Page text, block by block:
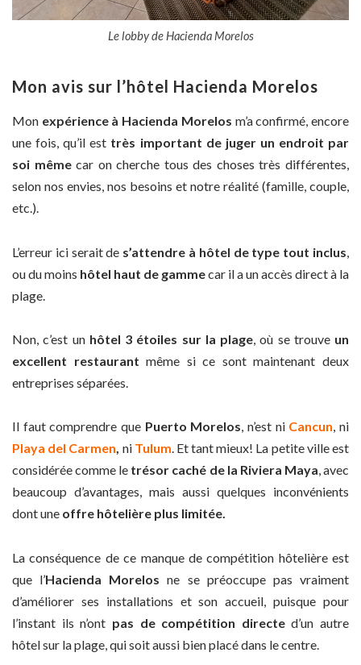
Le lobby de Hacienda Morelos
Mon avis sur l’hôtel Hacienda Morelos
Mon expérience à Hacienda Morelos m’a confirmé, encore
une fois, qu’il est très important de juger un endroit par
soi mêmecar on cherche tous des choses très différentes,
selon nos envies, nos besoins et notre réalité (famille, couple,
etc.).
L’erreur ici serait de s’attendre à hôtel de type tout inclus
ou du moins hôtel haut de gammecar il a un accès direct à la
plage.
Non, c’est un hôtel 3 étoiles sur la plage, où se trouve un
excellent restaurantmême si ce sont maintenant deux
entreprises séparées.
Il faut comprendre que Puerto Morelos, n’est ni Cancun, ni
Playa del Carmen, ni Tulum. Et tant mieux! La petite ville est
considérée comme le trésor caché de la Riviera Maya, avec
beaucoup d’avantages, mais aussi quelques inconvénients
dont une offre hôtelière plus limitée.
La conséquence de ce manque de compétition hôtelière est
que l’Hacienda Morelos ne se préoccupe pas vraiment
d’améliorer ses installations et son accueil, puisque pour
l’instant ils n’ont pas de compétition directed’un autre
hôtel sur la plage, qui soit aussi bien placé dans le centre.